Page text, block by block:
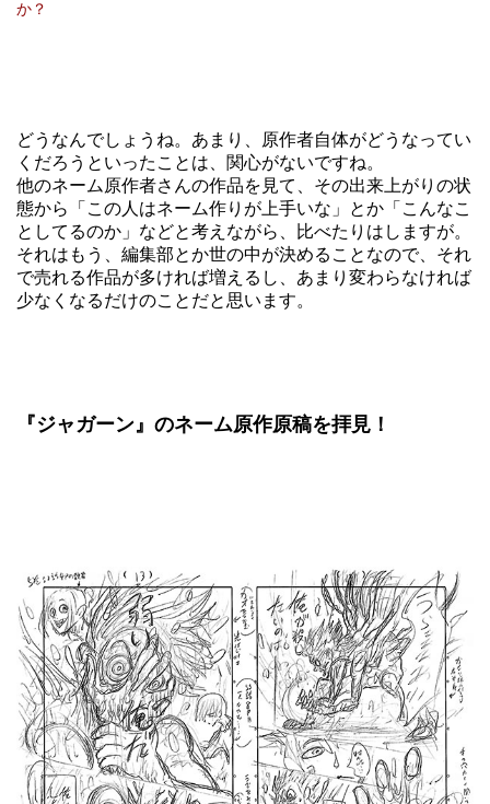
か？
どうなんでしょうね。あまり、原作者自体がどうなってい
くだろうといったことは、関心がないですね。
他のネーム原作者さんの作品を見て、その出来上がりの状
態から「この人はネーム作りが上手いな」とか「こんなこ
としてるのか」などと考えながら、比べたりはしますが。
それはもう、編集部とか世の中が決めることなので、それ
で売れる作品が多ければ増えるし、あまり変わらなければ
少なくなるだけのことだと思います。
『ジャガーン』のネーム原作原稿を拝見！